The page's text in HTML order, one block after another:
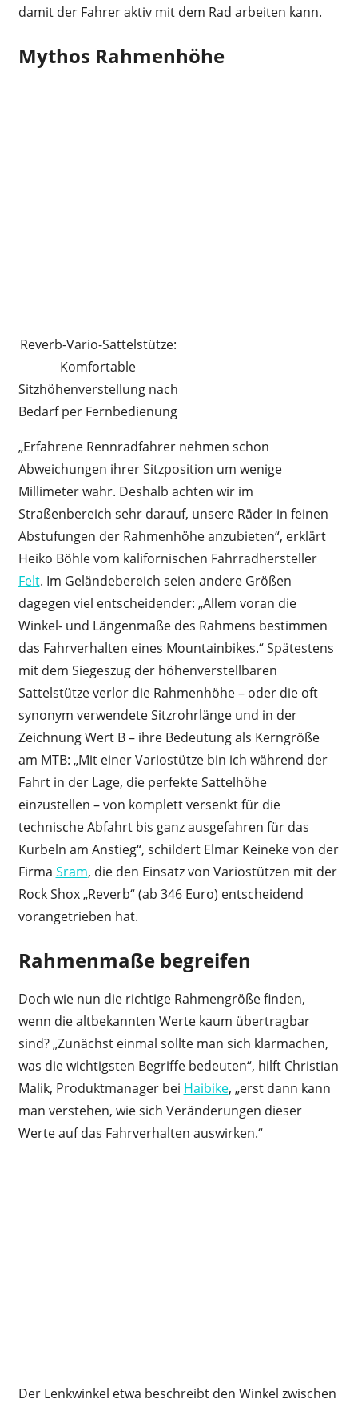
damit der Fahrer aktiv mit dem Rad arbeiten kann.
Mythos Rahmenhöhe
Reverb-Vario-Sattelstütze:
Komfortable
Sitzhöhenverstellung nach
Bedarf per Fernbedienung
„Erfahrene Rennradfahrer nehmen schon
Abweichungen ihrer Sitzposition um wenige
Millimeter wahr. Deshalb achten wir im
Straßenbereich sehr darauf, unsere Räder in feinen
Abstufungen der Rahmenhöhe anzubieten“, erklärt
Heiko Böhle vom kalifornischen Fahrradhersteller
Felt. Im Geländebereich seien andere Größen
dagegen viel entscheidender: „Allem voran die
Winkel- und Längenmaße des Rahmens bestimmen
das Fahrverhalten eines Mountainbikes.“ Spätestens
mit dem Siegeszug der höhenverstellbaren
Sattelstütze verlor die Rahmenhöhe – oder die oft
synonym verwendete Sitzrohrlänge und in der
Zeichnung Wert B – ihre Bedeutung als Kerngröße
am MTB: „Mit einer Variostütze bin ich während der
Fahrt in der Lage, die perfekte Sattelhöhe
einzustellen – von komplett versenkt für die
technische Abfahrt bis ganz ausgefahren für das
Kurbeln am Anstieg“, schildert Elmar Keineke von der
Firma Sram, die den Einsatz von Variostützen mit der
Rock Shox „Reverb“ (ab 346 Euro) entscheidend
vorangetrieben hat.
Rahmenmaße begreifen
Doch wie nun die richtige Rahmengröße finden,
wenn die altbekannten Werte kaum übertragbar
sind? „Zunächst einmal sollte man sich klarmachen,
was die wichtigsten Begriffe bedeuten“, hilft Christian
Malik, Produktmanager bei Haibike, „erst dann kann
man verstehen, wie sich Veränderungen dieser
Werte auf das Fahrverhalten auswirken.“
Der Lenkwinkel etwa beschreibt den Winkel zwischen